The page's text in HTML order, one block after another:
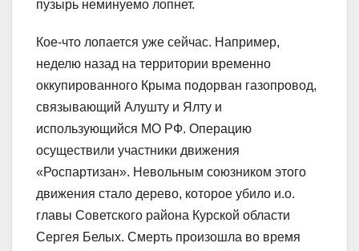
пузырь неминуемо лопнет.
Кое-что лопается уже сейчас. Например,
неделю назад на территории временно
оккупированного Крыма подорван газопровод,
связывающий Алушту и Ялту и
использующийся МО РФ. Операцию
осуществили участники движения
«Роспартизан». Невольным союзником этого
движения стало дерево, которое убило и.о.
главы Советского района Курской области
Сергея Белых. Смерть произошла во время